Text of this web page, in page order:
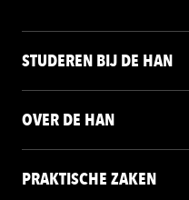
STUDEREN BIJ DE HAN
OVER DE HAN
PRAKTISCHE ZAKEN